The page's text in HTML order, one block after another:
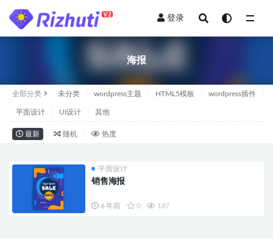
登录
海报
全部分类 未分类 wordpress主题 HTML5模板 wordpress插件
平面设计 UI设计 其他
最新 随机 热度
平面设计
销售海报
6 年前 0 187